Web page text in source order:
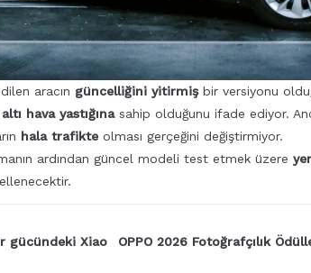
aracın güncelliğini yitirmişbir versiyonu
altı hava yastığınasahip olduğunu ifade ediyor.
hala trafikteolması gerçeğini değiştirmiyor.
ardından güncel modeli test etmek üzere
gücündeki Xiao
OPPO 2026 Fotoğrafçılık